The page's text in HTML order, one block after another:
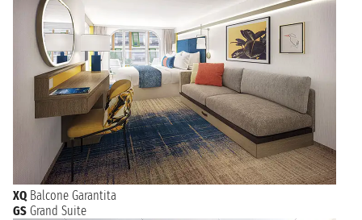
XQ Balcone Garantita
GS Grand Suite